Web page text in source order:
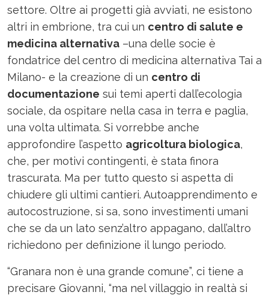
settore. Oltre ai progetti già avviati, ne esistono
altri in embrione, tra cui un centro di salute e
medicina alternativa –una delle socie è
fondatrice del centro di medicina alternativa Tai a
Milano- e la creazione di un centro di
documentazione sui temi aperti dall’ecologia
sociale, da ospitare nella casa in terra e paglia,
una volta ultimata. Si vorrebbe anche
approfondire l’aspetto agricoltura biologica,
che, per motivi contingenti, è stata finora
trascurata. Ma per tutto questo si aspetta di
chiudere gli ultimi cantieri. Autoapprendimento e
autocostruzione, si sa, sono investimenti umani
che se da un lato senz’altro appagano, dall’altro
richiedono per definizione il lungo periodo.
“Granara non è una grande comune”, ci tiene a
precisare Giovanni, “ma nel villaggio in realtà si